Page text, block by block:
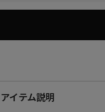
アイテム説明